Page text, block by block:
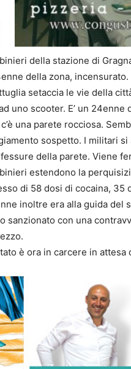
della stazione di
della zona, incensurato.
setaccia le vie della
uno scooter. E’ un
una parete rocciosa.
sospetto. I militari
della parete. Viene
estendono la
di 58 dosi di cocaina, 35
inoltre era alla guida del
sanzionato con una
è ora in carcere in attesa